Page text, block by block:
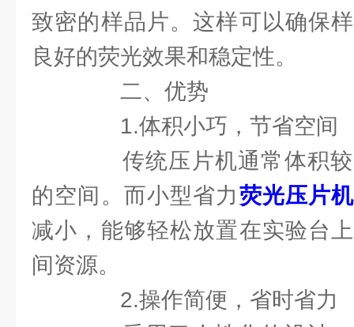
致密的样品片。这样可以确保
良好的荧光效果和稳定性。
二、优势
1.体积小巧，节省空间
传统压片机通常体积较
的空间。而小型省力荧光压片机
减小，能够轻松放置在实验台
间资源。
2.操作简便，省时省力